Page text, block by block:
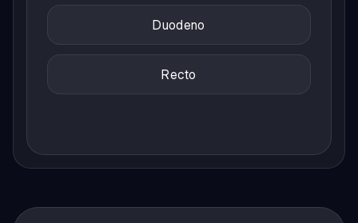
Duodeno
Recto